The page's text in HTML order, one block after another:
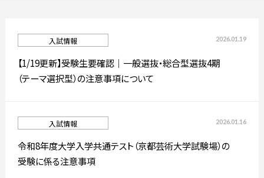
高校生・受験生の方
学生生活・就職
入試情報
大学院
プレスリリース
2026.01.19
入試情報
【1/19更新】受験生要確認｜一般選抜・総合型選抜4期
（テーマ選択型）の注意事項について
2026.01.16
入試情報
令和8年度大学入学共通テスト（京都芸術大学試験場）の
受験に係る注意事項